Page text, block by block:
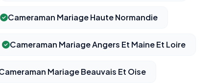
Cameraman Mariage Haute Normandie
Cameraman Mariage Angers Et Maine Et Loire
Mariage Beauvais Et Oise